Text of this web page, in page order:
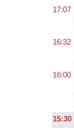
17:07
16:32
16:00
15:30